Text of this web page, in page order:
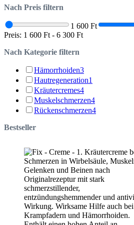
Nach Preis filtern
1 600 Ft
Preis: 1 600 Ft - 6 300 Ft
Nach Kategorie filtern
Hämorrhoiden3
Hautregeneration1
Kräutercremes4
Muskelschmerzen4
Rückenschmerzen4
Bestseller